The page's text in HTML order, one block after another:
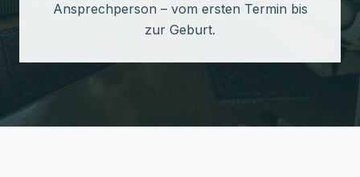
Ansprechperson – vom ersten Termin bis
zur Geburt.